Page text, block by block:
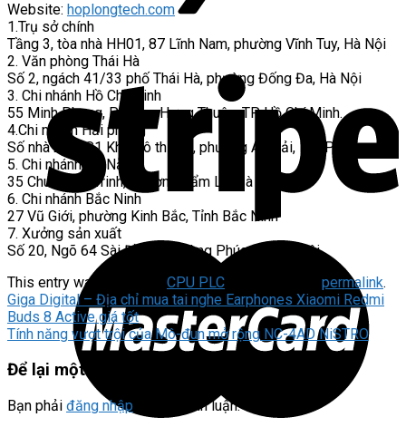
Website: hoplongtech.com
1.Trụ sở chính
Tầng 3, tòa nhà HH01, 87 Lĩnh Nam, phường Vĩnh Tuy, Hà Nội
2. Văn phòng Thái Hà
Số 2, ngách 41/33 phố Thái Hà, phường Đống Đa, Hà Nội
3. Chi nhánh Hồ Chí Minh
55 Minh Phụng, P. Đông Hưng Thuận, TP Hồ Chí Minh.
4.Chi nhánh Hải phòng
Số nhà 23, BS1 Khu Đô thị PG, phường An Hải, Hải Phòng
5. Chi nhánh Đà Nẵng
35 Chu Mạnh Trinh, phường Cẩm Lệ, Đà Nẵng
6. Chi nhánh Bắc Ninh
27 Vũ Giới, phường Kinh Bắc, Tỉnh Bắc Ninh
7. Xưởng sản xuất
Số 20, Ngõ 64 Sài Đồng, phường Phúc Lợi, Hà Nội
This entry was posted in CPU PLC permalink.
Giga Digital – Địa chỉ mua tai nghe Earphones Xiaomi Redmi
Buds 8 Active giá tốt
Tính năng vượt trội của Mô-đun mở rộng NC-4AD NiSTRO
Để lại một bình luận
Bạn phải đăng nhập để gửi bình luận.